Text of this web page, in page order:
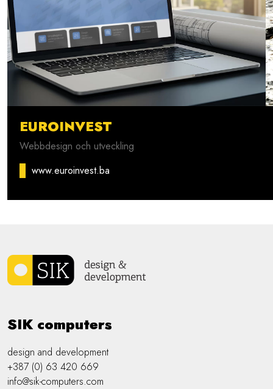
EUROINVEST
Webbdesign och utveckling
www.euroinvest.ba
SIK computers
design and development
+387 (0) 63 420 669
info@sik-computers.com